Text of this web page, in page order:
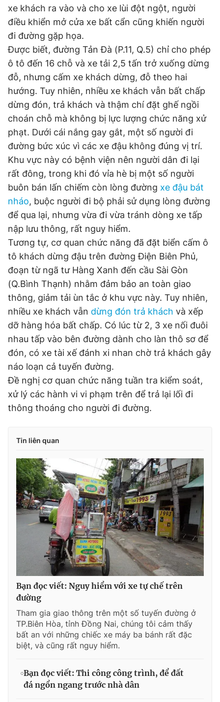
Phó tổng biên tập thường trực: Hải Thành
Phó tổng biên tập: Trần Việt Hưng
Tổng thư ký tòa soạn: Đức Trung
Giấy phép xuất bản số 110/GP - BTTTT cấp ngày 24.3.2020
© 2003-2026 Bản quyền thuộc về Báo Thanh Niên. Cấm sao
chép dưới mọi hình thức nếu không có sự chấp thuận bằng văn
bản. Phát triển bởi ePi Technologies, JSC.
xe khách ra vào và cho xe lùi đột ngột, người
điều khiển mở cửa xe bất cẩn cũng khiến người
đi đường gặp họa.
Được biết, đường Tản Đà (P.11, Q.5) chỉ cho phép
ô tô đến 16 chỗ và xe tải 2,5 tấn trở xuống dừng
đỗ, nhưng cấm xe khách dừng, đỗ theo hai
hướng. Tuy nhiên, nhiều xe khách vẫn bất chấp
dừng đón, trả khách và thậm chí đặt ghế ngồi
choán chỗ mà không bị lực lượng chức năng xử
phạt. Dưới cái nắng gay gắt, một số người đi
đường bức xúc vì các xe đậu không đúng vị trí.
Khu vực này có bệnh viện nên người dân đi lại
rất đông, trong khi đó vỉa hè bị một số người
buôn bán lấn chiếm còn lòng đường xe đậu bát
nháo, buộc người đi bộ phải sử dụng lòng đường
để qua lại, nhưng vừa đi vừa tránh dòng xe tấp
nập lưu thông, rất nguy hiểm.
Tương tự, cơ quan chức năng đã đặt biển cấm ô
tô khách dừng đậu trên đường Điện Biên Phủ,
đoạn từ ngã tư Hàng Xanh đến cầu Sài Gòn
(Q.Bình Thạnh) nhằm đảm bảo an toàn giao
thông, giảm tải ùn tắc ở khu vực này. Tuy nhiên,
nhiều xe khách vẫn dừng đón trả khách và xếp
dỡ hàng hóa bất chấp. Có lúc từ 2, 3 xe nối đuôi
nhau tấp vào bên đường dành cho làn thô sơ để
đón, có xe tài xế đánh xi nhan chờ trả khách gây
náo loạn cả tuyến đường.
Đề nghị cơ quan chức năng tuần tra kiểm soát,
xử lý các hành vi vi phạm trên để trả lại lối đi
thông thoáng cho người đi đường.
Tin liên quan
Bạn đọc viết: Nguy hiểm với xe tự chế trên
đường
Tham gia giao thông trên một số tuyến đường ở
TP.Biên Hòa, tỉnh Đồng Nai, chúng tôi cảm thấy
bất an với những chiếc xe máy ba bánh rất đặc
biệt, và cũng rất nguy hiểm.
Bạn đọc viết: Thi công công trình, để đất
đá ngổn ngang trước nhà dân